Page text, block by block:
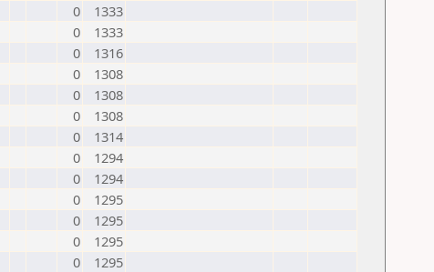
0
1333
0
1333
0
1316
0
1308
0
1308
0
1308
0
1314
0
1294
0
1294
0
1295
0
1295
0
1295
0
1295